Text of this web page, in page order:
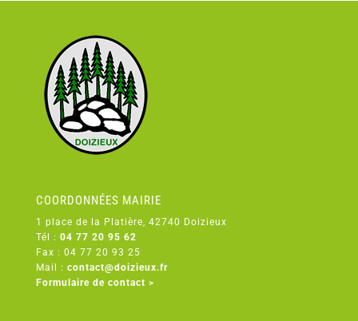
COORDONNÉES MAIRIE
1 place de la Platière, 42740 Doizieux
Tél : 04 77 20 95 62
Fax : 04 77 20 93 25
Mail : contact@doizieux.fr
Formulaire de contact >